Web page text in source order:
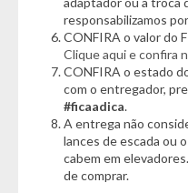
- Capacidade: 13KG
- Branco
Características:
- Cesto em Inox
- Duplo Dispenser
- Dispenser com Máxima
- Agitador com
responsabilizamos
CONFIRA o valor do
Clique aqui e confira
CONFIRA o estado
com o entregador,
#ficaadica.
A entrega não
lances de escada ou
cabem em
de comprar.